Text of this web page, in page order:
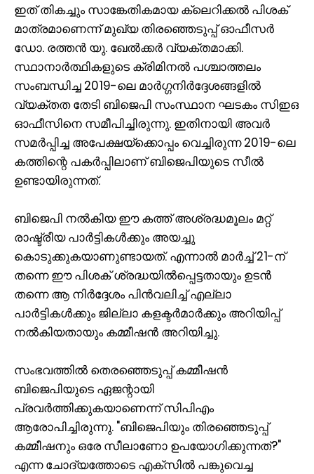
ഇത് തികച്ചും സാങ്കേതികമായ ക്ലെറിക്കൽ പിശക്
മാത്രമാണെന്ന് മുഖ്യ തിരഞ്ഞെടുപ്പ് ഓഫീസർ
ഡോ. രത്തൻ യു. ഖേൽക്കർ വ്യക്തമാക്കി.
സ്ഥാനാർത്ഥികളുടെ ക്രിമിനൽ പശ്ചാത്തലം
സംബന്ധിച്ച 2019-ലെ മാർഗ്ഗനിർദ്ദേശങ്ങളിൽ
വ്യക്തത തേടി ബിജെപി സംസ്ഥാന ഘടകം സിഇഒ
ഓഫീസിനെ സമീപിച്ചിരുന്നു. ഇതിനായി അവർ
സമർപ്പിച്ച അപേക്ഷയ്‌ക്കൊപ്പം വെച്ചിരുന്ന 2019-ലെ
കത്തിന്റെ പകർപ്പിലാണ് ബിജെപിയുടെ സീൽ
ഉണ്ടായിരുന്നത്.
ബിജെപി നൽകിയ ഈ കത്ത് അശ്രദ്ധമൂലം മറ്റ്
രാഷ്ട്രീയ പാർട്ടികൾക്കും അയച്ചു
കൊടുക്കുകയാണുണ്ടായത്. എന്നാൽ മാർച്ച് 21-ന്
തന്നെ ഈ പിശക് ശ്രദ്ധയിൽപ്പെട്ടതായും ഉടൻ
തന്നെ ആ നിർദ്ദേശം പിൻവലിച്ച് എല്ലാ
പാർട്ടികൾക്കും ജില്ലാ കളക്ടർമാർക്കും അറിയിപ്പ്
നൽകിയതായും കമ്മീഷൻ അറിയിച്ചു.
സംഭവത്തിൽ തെരഞ്ഞെടുപ്പ് കമ്മീഷൻ
ബിജെപിയുടെ ഏജന്റായി
പ്രവർത്തിക്കുകയാണെന്ന് സിപിഎം
ആരോപിച്ചിരുന്നു. "ബിജെപിയും തിരഞ്ഞെടുപ്പ്
കമ്മീഷനും ഒരേ സീലാണോ ഉപയോഗിക്കുന്നത്?"
എന്ന ചോദ്യത്തോടെ എക്‌സിൽ പങ്കുവെച്ച